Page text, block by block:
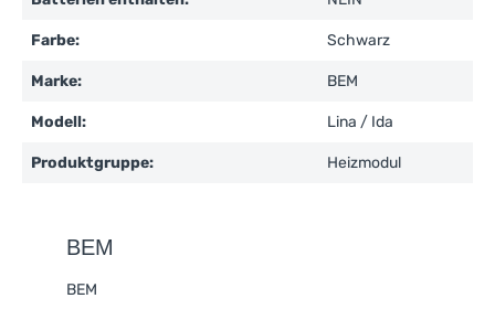
Farbe: Schwarz
Marke: BEM
Modell: Lina / Ida
Produktgruppe: Heizmodul
BEM
BEM